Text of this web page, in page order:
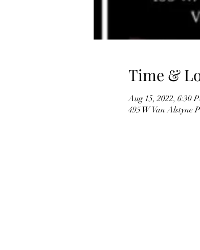
Time &
Aug 15, 2022, 6:30
495 W Van Alstyne